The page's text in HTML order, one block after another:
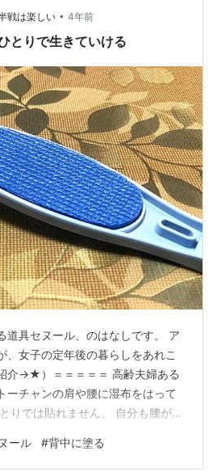
塗れる器具です。 良い！と思った
り。 ただ直線の棒ではなく、湾曲
戦は楽しい • 4年前
とりで生きていける
道具セヌール、のはなしです。 ア
、女子の定年後の暮らしをあれこ
介→★）＝＝＝＝＝ 高齢夫婦ある
ーチャンの肩や腰に湿布をはって
りでは貼れません。 自分も腰が痛
、皮膚の乾燥が気になります。 冬
塗ってますが、背中の真ん中は届
ール #背中に塗る